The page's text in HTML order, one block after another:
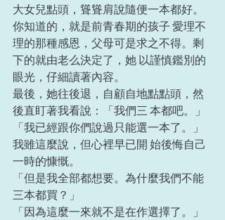
大女兒點頭，聳聳肩說隨便一本都好。
你知道的，就是前青春期的孩子 愛理不
理的那種感恩，父母可是求之不得。剩
下的就由老么決定了，她 以謹慎鑑別的
眼光，仔細讀著內容。
最後，她往後退，自顧自地點點頭，然
後直盯著我看說：「我們三 本都吧。」
「我已經跟你們說過只能選一本了。」
我雖這麼說，但心裡早已開 始後悔自己
一時的慷慨。
「但是我全部都想要。為什麼我們不能
三本都買？」
「因為這麼一來就不是在作選擇了。」